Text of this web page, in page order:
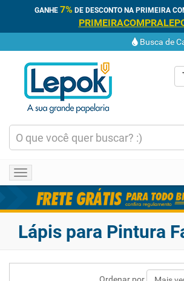
GANHE 7% DE DESCONTO NA PRIMEIRA
Busca de
Toggle
navigation
Lápis para Pintura
Ordenar por